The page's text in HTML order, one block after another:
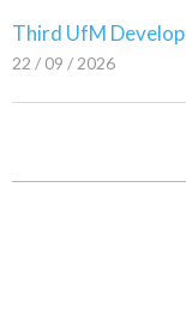
Third UfM
22 / 09 / 2026